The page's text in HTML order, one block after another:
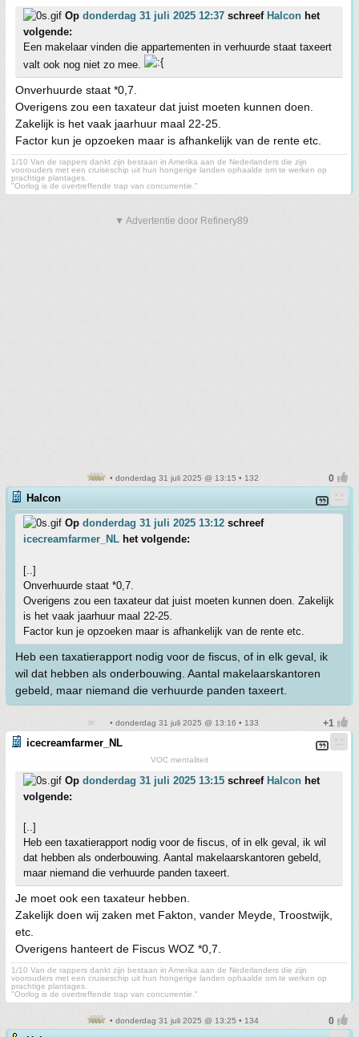
Op donderdag 31 juli 2025 12:37 schreef Halcon het
volgende:
Een makelaar vinden die appartementen in verhuurde staat taxeert
valt ook nog niet zo mee.
Onverhuurde staat *0,7.
Overigens zou een taxateur dat juist moeten kunnen doen.
Zakelijk is het vaak jaarhuur maal 22-25.
Factor kun je opzoeken maar is afhankelijk van de rente etc.
1/10 Van de rappers dankt zijn bestaan in Amerika aan de Nederlanders die zijn
voorouders met een cruiseschip uit hun hongerige landen ophaalde om te werken op
prachtige plantages.
"Oorlog is de overtreffende trap van concurrentie."
▼ Advertentie door Refinery89
• donderdag 31 juli 2025 @ 13:15 • 132
Halcon
Op donderdag 31 juli 2025 13:12 schreef
icecreamfarmer_NL het volgende:
[..]
Onverhuurde staat *0,7.
Overigens zou een taxateur dat juist moeten kunnen doen. Zakelijk
is het vaak jaarhuur maal 22-25.
Factor kun je opzoeken maar is afhankelijk van de rente etc.
Heb een taxatierapport nodig voor de fiscus, of in elk geval, ik
wil dat hebben als onderbouwing. Aantal makelaarskantoren
gebeld, maar niemand die verhuurde panden taxeert.
• donderdag 31 juli 2025 @ 13:16 • 133
icecreamfarmer_NL
VOC mentaliteit
Op donderdag 31 juli 2025 13:15 schreef Halcon het
volgende:
[..]
Heb een taxatierapport nodig voor de fiscus, of in elk geval, ik wil
dat hebben als onderbouwing. Aantal makelaarskantoren gebeld,
maar niemand die verhuurde panden taxeert.
Je moet ook een taxateur hebben.
Zakelijk doen wij zaken met Fakton, vander Meyde, Troostwijk,
etc.
Overigens hanteert de Fiscus WOZ *0,7.
1/10 Van de rappers dankt zijn bestaan in Amerika aan de Nederlanders die zijn
voorouders met een cruiseschip uit hun hongerige landen ophaalde om te werken op
prachtige plantages.
"Oorlog is de overtreffende trap van concurrentie."
• donderdag 31 juli 2025 @ 13:25 • 134